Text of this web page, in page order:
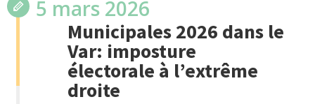
5 mars 2026
Municipales 2026 dans le
Var: imposture
électorale à l’extrême
droite